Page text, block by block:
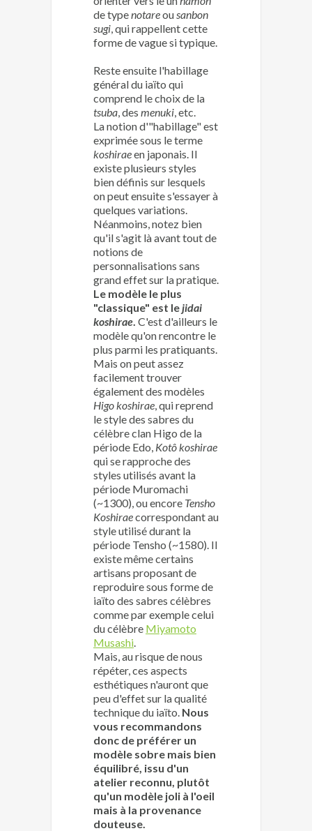
de typenotareousanbon
sugi, qui rappellent cette
forme de vague si typique.
Reste ensuite l'habillage
général du iaïto qui
comprend le choix de la
tsuba, des menuki, etc.
La notion d'"habillage" est
exprimée sous le terme
koshiraeen japonais. Il
existe plusieurs styles
bien définis sur lesquels
on peut ensuite s'essayer à
quelques variations.
Néanmoins, notez bien
qu'il s'agit là avant tout de
notions de
personnalisations sans
grand effet sur la pratique.
Le modèle le plus
"classique" est lejidai
koshirae. C'est d'ailleurs le
modèle qu'on rencontre le
plus parmi les pratiquants.
Mais on peut assez
facilement trouver
également des modèles
Higo koshirae, qui reprend
le style des sabres du
célèbre clan Higo de la
période Edo, Kotô koshirae
qui se rapproche des
styles utilisés avant la
période Muromachi
(~1300), ou encore Tensho
Koshiraecorrespondant au
style utilisé durant la
période Tensho (~1580). Il
existe même certains
artisans proposant de
reproduire sous forme de
iaïto des sabres célèbres
comme par exemple celui
du célèbre Miyamoto
Musashi.
Mais, au risque de nous
répéter, ces aspects
esthétiques n'auront que
peu d'effet sur la qualité
technique du iaïto. Nous
vous recommandons
donc de préférer un
modèle sobre mais bien
équilibré, issu d'un
atelier reconnu, plutôt
qu'un modèle joli à l'oeil
mais à la provenance
douteuse.